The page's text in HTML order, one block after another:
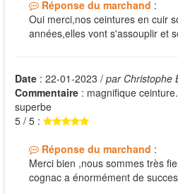
Réponse du marchand :
Oui merci,nos ceintures en cuir
années,elles vont s'assouplir et
Date : 22-01-2023 / par Christophe
Commentaire : magnifique
superbe
5 / 5 :
Réponse du marchand :
Merci bien ,nous sommes très
cognac a énormément de